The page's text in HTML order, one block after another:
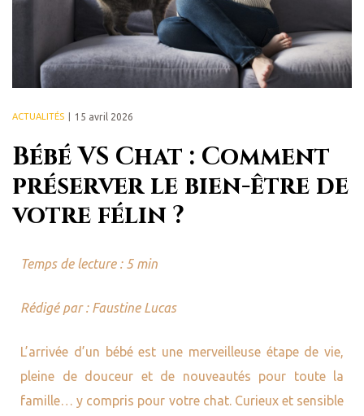
Bébé VS Chat : Comment
préserver le bien-être de
votre félin ?
ACTUALITÉS 15 avril 2026
Temps de lecture : 5 min
Rédigé par : Faustine Lucas
L’arrivée d’un bébé est une merveilleuse étape de vie,
pleine de douceur et de nouveautés pour toute la
famille… y compris pour votre chat. Curieux et sensible
sur